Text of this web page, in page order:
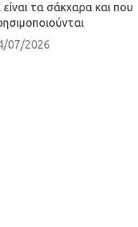
είναι τα σάκχαρα και που
07/2026